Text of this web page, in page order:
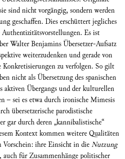
sind nicht vorgängig, sondern werden
geschaffen. Dies erschüttert jegliches
Es ist
Walter Benjamins Übersetzer-Aufsatz
weiterzudenken und gerade von
zu verfolgen. So gilt
nicht als Übersetzung des spanischen
aktiven Übergangs und der kulturellen
– sei es etwa durch ironische Mimesis
übersetzerische parodistische
gar durch deren „kannibalistische“
Kontext kommen weitere Qualitäten
Vorschein: ihre Einsicht in dieNutzung
, auch für Zusammenhänge politischer